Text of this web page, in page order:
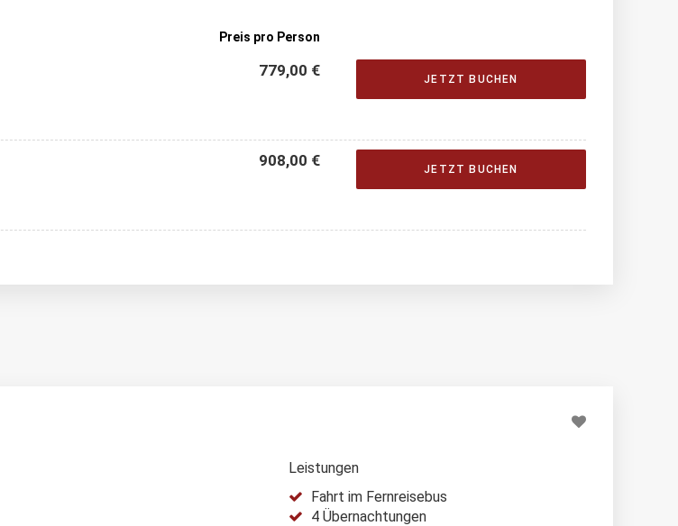
Preis pro Person
779,00 € JETZT BUCHEN
908,00 € JETZT BUCHEN
Leistungen
Fahrt im Fernreisebus
4 Übernachtungen